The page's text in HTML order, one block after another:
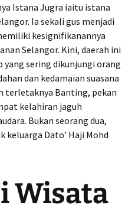
Istana Jugra iaitu istana
Ia sekali gus menjadi
kesignifikanannya
Selangor. Kini, daerah ini
sering dikunjungi orang
dan kedamaian suasana
terletaknya Banting, pekan
kelahiran jaguh
Bukan seorang dua,
Dato’ Haji Mohd
Wisata